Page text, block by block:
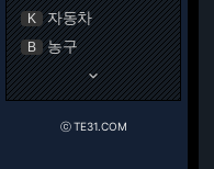
K 자동차
B 농구
keyboard_arrow_down
ⓒ TE31.COM